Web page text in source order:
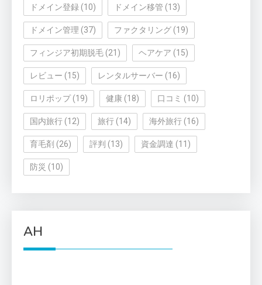
ドメイン登録 (10) ドメイン移管 (13)
ドメイン管理 (37) ファクタリング (19)
フィンジア初期脱毛 (21) ヘアケア (15)
レビュー (15) レンタルサーバー (16)
ロリポップ(19) 健康 (18) 口コミ (10)
国内旅行 (12) 旅行 (14) 海外旅行 (16)
育毛剤 (26) 評判 (13) 資金調達 (11)
防災 (10)
AH